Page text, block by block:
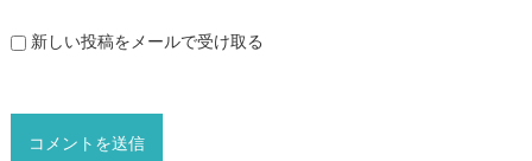
新しい投稿をメールで受け取る